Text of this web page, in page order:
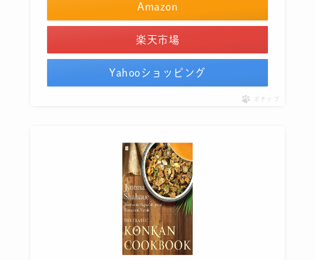
Amazon
楽天市場
Yahooショッピング
ポチップ